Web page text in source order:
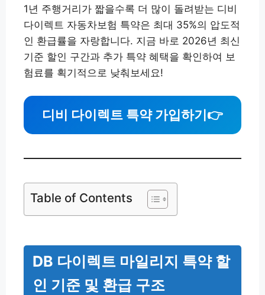
1년 주행거리가 짧을수록 더 많이 돌려받는 디비
다이렉트 자동차보험 특약은 최대 35%의 압도적
인 환급률을 자랑합니다. 지금 바로 2026년 최신
기준 할인 구간과 추가 특약 혜택을 확인하여 보
험료를 획기적으로 낮춰보세요!
디비 다이렉트 특약 가입하기 👉
Table of Contents
DB 다이렉트 마일리지 특약 할
인 기준 및 환급 구조